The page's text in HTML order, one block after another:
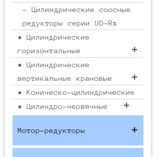
- Цилиндрические соосные
редукторы серии UD-Rx
• Цилиндрические
горизонтальные
• Цилиндрические
вертикальные крановые
• Коническо-цилиндрические
• Цилиндро-червячные
Мотор-редукторы